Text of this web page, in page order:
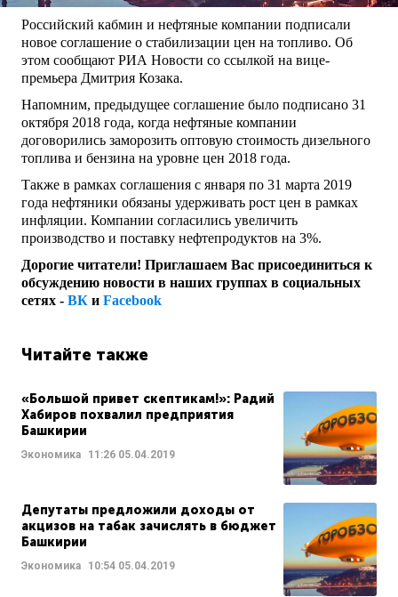
Российский кабмин и нефтяные компании подписали
новое соглашение о стабилизации цен на топливо. Об
этом сообщают РИА Новости со ссылкой на вице-
премьера Дмитрия Козака.
Напомним, предыдущее соглашение было подписано 31
октября 2018 года, когда нефтяные компании
договорились заморозить оптовую стоимость дизельного
топлива и бензина на уровне цен 2018 года.
Также в рамках соглашения с января по 31 марта 2019
года нефтяники обязаны удерживать рост цен в рамках
инфляции. Компании согласились увеличить
производство и поставку нефтепродуктов на 3%.
Дорогие читатели! Приглашаем Вас присоединиться к
обсуждению новости в наших группах в социальных
сетях - ВК и Facebook
Читайте также
«Большой привет скептикам!»: Радий
Хабиров похвалил предприятия
Башкирии
Экономика 11:26 05.04.2019
Депутаты предложили доходы от
акцизов на табак зачислять в бюджет
Башкирии
Экономика 10:54 05.04.2019